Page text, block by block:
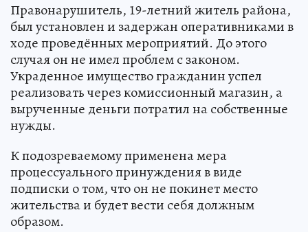
Правонарушитель, 19-летний житель района,
был установлен и задержан оперативниками в
ходе проведённых мероприятий. До этого
случая он не имел проблем с законом.
Украденное имущество гражданин успел
реализовать через комиссионный магазин, а
вырученные деньги потратил на собственные
нужды.
К подозреваемому применена мера
процессуального принуждения в виде
подписки о том, что он не покинет место
жительства и будет вести себя должным
образом.